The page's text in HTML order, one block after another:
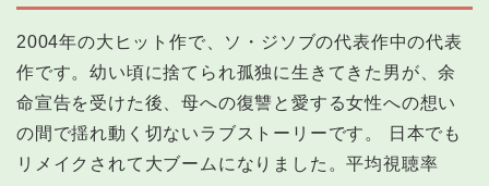
2004年の大ヒット作で、ソ・ジソブの代表作中の代表
作です。幼い頃に捨てられ孤独に生きてきた男が、余
命宣告を受けた後、母への復讐と愛する女性への想い
の間で揺れ動く切ないラブストーリーです。 日本でも
リメイクされて大ブームになりました。平均視聴率